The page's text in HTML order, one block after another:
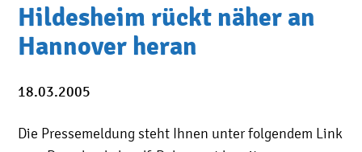
Hildesheim rückt näher an
Hannover heran
18.03.2005
Die Pressemeldung steht Ihnen unter folgendem Link